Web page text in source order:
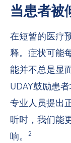
当患者被
在短暂的医疗
释。症状可能
能并不总是显
UDAY鼓励患
专业人员提出
听时，我们能
响。
2